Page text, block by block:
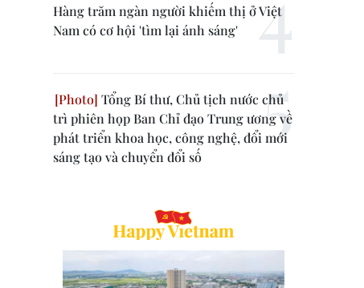
Hàng trăm ngàn người khiếm thị ở Việt
Nam có cơ hội 'tìm lại ánh sáng'
Tổng Bí thư, Chủ tịch nước chủ
trì phiên họp Ban Chỉ đạo Trung ương về
phát triển khoa học, công nghệ, đổi mới
sáng tạo và chuyển đổi số